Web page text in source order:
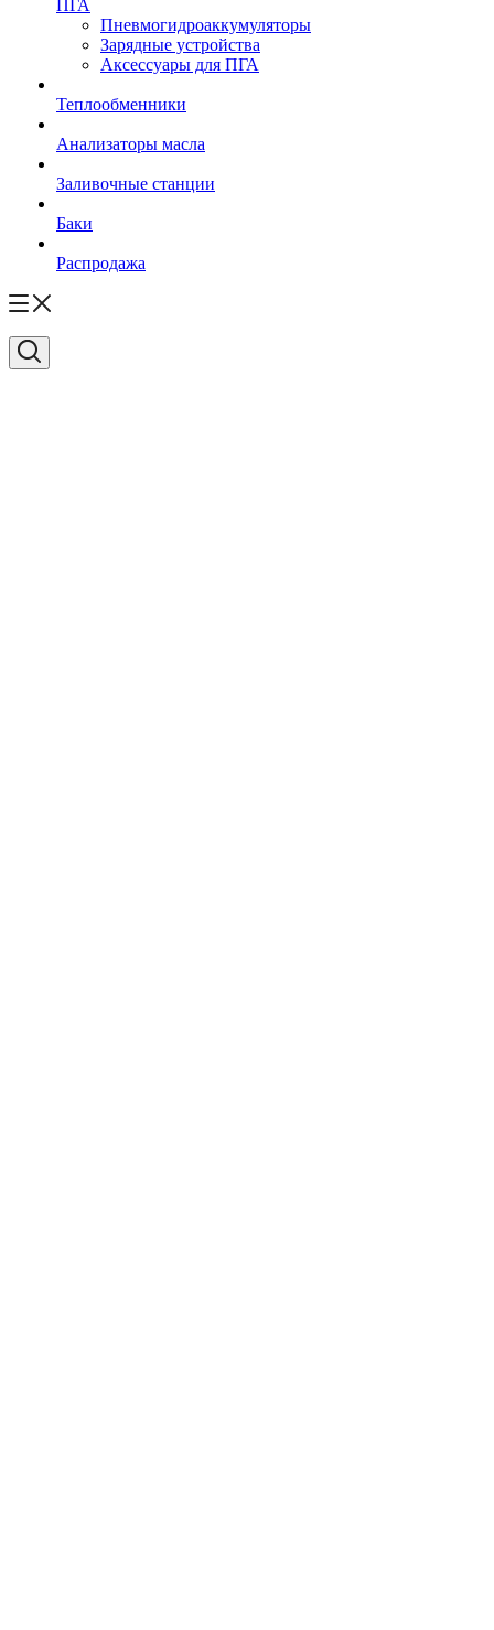
ПГА
Пневмогидроаккумуляторы
Зарядные устройства
Аксессуары для ПГА
Теплообменники
Анализаторы масла
Заливочные станции
Баки
Распродажа